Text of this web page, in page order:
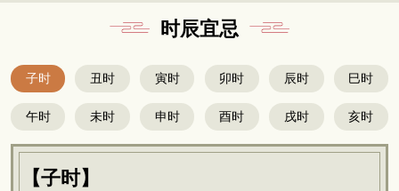
时辰宜忌
子时 丑时 寅时 卯时 辰时 巳时
午时 未时 申时 酉时 戌时 亥时
【子时】